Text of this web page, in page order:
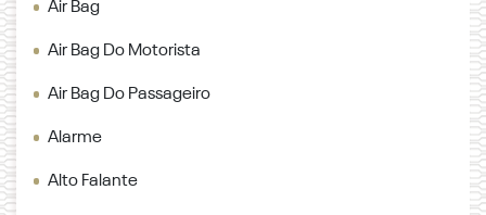
Air Bag
Air Bag Do Motorista
Air Bag Do Passageiro
Alarme
Alto Falante